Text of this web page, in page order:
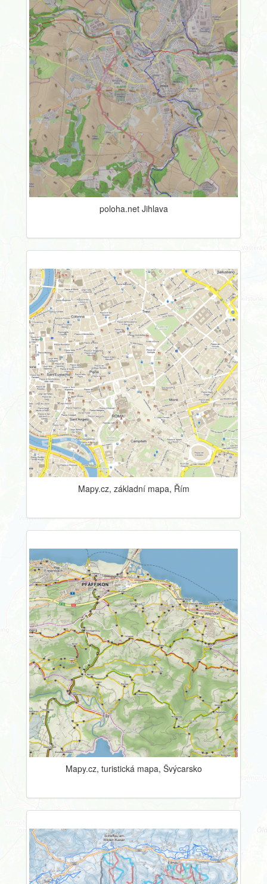
poloha.net Jihlava
Mapy.cz, základní mapa, Řím
Mapy.cz, turistická mapa, Švýcarsko